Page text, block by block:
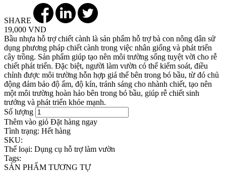
SHARE
19,000 VND
Bầu nhựa hỗ trợ chiết cành là sản phẩm hỗ trợ bà con nông dân sử
dụng phương pháp chiết cành trong việc nhân giống và phát triển
cây trồng. Sản phẩm giúp tạo nên môi trường sống tuyệt vời cho rễ
chiết phát triển. Đặc biệt, người làm vườn có thể kiếm soát, điều
chỉnh được môi trường hỗn hợp giá thể bên trong bó bầu, từ đó chủ
động đảm bảo độ ẩm, độ kín, tránh sáng cho nhành chiết, tạo nên
một môi trường hoàn hảo bên trong bó bầu, giúp rễ chiết sinh
trưởng và phát triển khỏe mạnh.
Số lượng
Thêm vào giỏ Đặt hàng ngay
Tình trạng: Hết hàng
SKU:
Thể loại: Dụng cụ hỗ trợ làm vườn
Tags:
SẢN PHẨM TƯƠNG TỰ